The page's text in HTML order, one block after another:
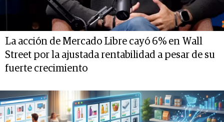
La acción de Mercado Libre cayó 6% en Wall
Street por la ajustada rentabilidad a pesar de su
fuerte crecimiento